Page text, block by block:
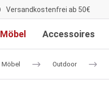
Versandkostenfrei ab 50€
Möbel Accessoires
Möbel Outdoor